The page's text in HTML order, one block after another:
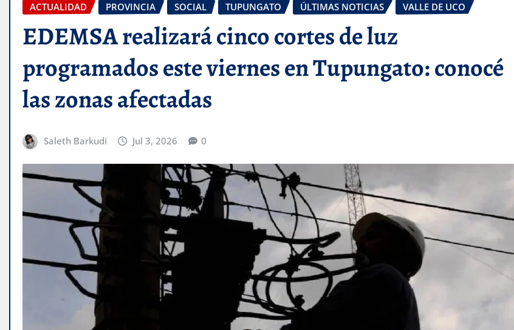
ACTUALIDAD PROVINCIA SOCIAL TUPUNGATO ÚLTIMAS NOTICIAS VALLE DE UCO
EDEMSA realizará cinco cortes de luz
programados este viernes en Tupungato: conocé
las zonas afectadas
Saleth Barkudi Jul 3, 2026 0